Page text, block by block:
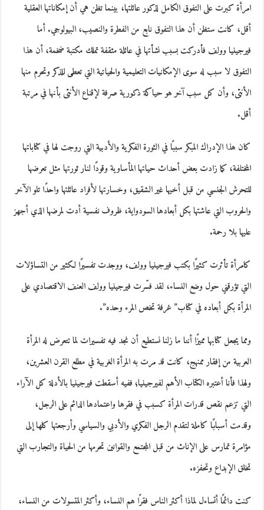
امرأة كبرت على التفوق الكامل لذكور عائلتها، بينما تظن هي أن إمكاناتها العقلية
أقل، كانت ستظن أن هذا التفوق نابع من الفطرة والنصيب، البيولوجي. أما
فيرجينيا وولف فأدركت بسبب نشأتها في عائلة مثقفة تملك مكتبة ضخمة، أن هذا
التفوق لا سبب له سوى الإمكانيات التعليمية والحياتية التي تعطى للذكر وتحرم منها
الأنثى، وأن كل سبب آخر هو حياكة ذكورية صرفة لإقناع الأنثى بأنها في مرتبة
أقل.
كان هذا الإدراك المبكر سببًا في الثورة الفكرية والأدبية التي روجت لها في كتاباتها
المختلفة، كما زادت بعض أحداث حياتها المأساوية وقودًا لنار ثورتها مثل تعرضها
للتحرش الجنسي من قبل أخيها غير الشقيق، وخسارتها لأفراد عائلتها واحدًا تلو الآخر
والحروب التي عاشتها بكل أبعادها السودواية، ظروف نفسية أدت لمرضها الذي أجهز
عليها بلا رحمة.
كامرأة تأثرت كثيرًا بكتب فيرجينيا وولف، ووجدت تفسيرًا لكثير من التساؤلات
التي تؤرقني حول وضع النساء، لقد فسّرت فيرجينيا وولف العنف الاقتصادي على
المرأة بكل أبعاده في كتاب” غرفة تخص المرء وحده”.
ومما يجعل كتابها مميزًا أننا ما زلنا نستطيع أن نجد فيه تفسيرات لما تتعرض له المرأة
العربية من إفقار ممنهج، كانت قد مرت به المرأة الغربية في مطلع القرن العشرين،
ولهذا فأنا أعتبره الكتاب الأهم لفيرجينيا؛ ففيه أسقطت فيرجينيا بالأدلة كل الآراء
التي تزعم نقص قدرات المرأة كسبب في فقرها واعتمادها الدائم على الرجل،
وقدمت أسبابًا كاملة لتقدم الرجل الفكري والأدبي والسياسي وأرجعتها كلها إلى
مؤامرة تمارس على الإناث من قبل المجتمع والقوانين تحرمها من الحياة والتجارب التي
تخلق الإبداع وتحفزه.
كنت دائمًا أتساءل لماذا أكثر الناس فقرًا هم النساء، وأكثر المتسولات من النساء،